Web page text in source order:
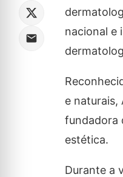
nacional e
e naturais,
fundadora
estética.
Durante a